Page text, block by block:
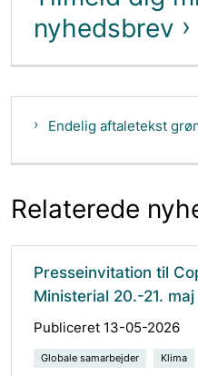
nyhedsbrev
Endelig aftaletekst
Relaterede
Presseinvitation til
Ministerial 20.-21. maj
Publiceret 13-05-2026
Globale samarbejder Klima